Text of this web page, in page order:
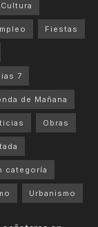
Cultura
Fiestas
7
de Mañana
Obras
categoría
Urbanismo